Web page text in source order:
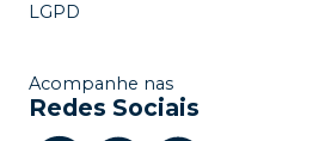
LGPD
Acompanhe nas
Redes Sociais